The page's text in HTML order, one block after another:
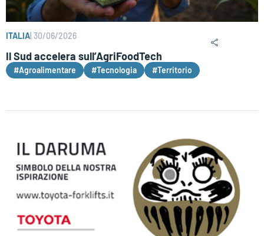
ITALIA 30/06/2026
Il Sud accelera sull’AgriFoodTech
#Agroalimentare #Tecnologia #Territorio